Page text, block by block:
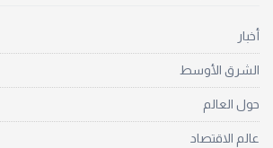
أخبار
الشرق الأوسط
حول العالم
عالم الاقتصاد